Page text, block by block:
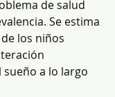
de salud
Se estima
los niños
a lo largo